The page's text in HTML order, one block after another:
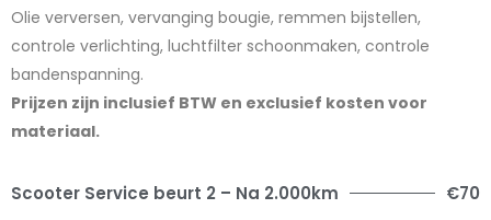
Olie verversen, vervanging bougie, remmen bijstellen,
controle verlichting, luchtfilter schoonmaken, controle
bandenspanning.
Prijzen zijn inclusief BTW en exclusief kosten voor
materiaal.
Scooter Service beurt 2 – Na 2.000km €70